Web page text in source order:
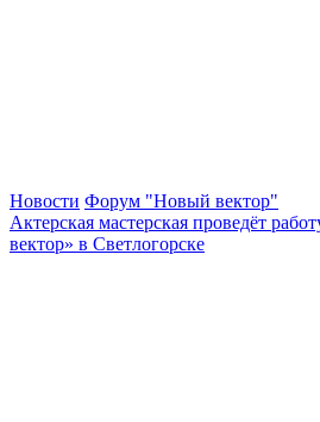
Новости Форум "Новый вектор"
Актерская мастерская проведёт
вектор» в Светлогорске